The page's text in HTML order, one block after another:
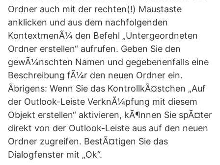
Ordner auch mit der rechten(!) Maustaste
anklicken und aus dem nachfolgenden
KontextmenÃ¼ den Befehl „Untergeordneten
Ordner erstellen“ aufrufen. Geben Sie den
gewÃ¼nschten Namen und gegebenenfalls eine
Beschreibung fÃ¼r den neuen Ordner ein.
Ãbrigens: Wenn Sie das KontrollkÃ¤stchen „Auf
der Outlook-Leiste VerknÃ¼pfung mit diesem
Objekt erstellen“ aktivieren, kÃ¶nnen Sie spÃ¤ter
direkt von der Outlook-Leiste aus auf den neuen
Ordner zugreifen. BestÃ¤tigen Sie das
Dialogfenster mit „Ok“.